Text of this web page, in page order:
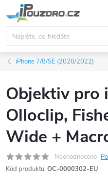
na
obsah
iPhone 7/8/SE (2020/2022)
Objektiv pro
Olloclip,
Wide +
Neohodnoceno
Kód produktu: OC-0000302-EU